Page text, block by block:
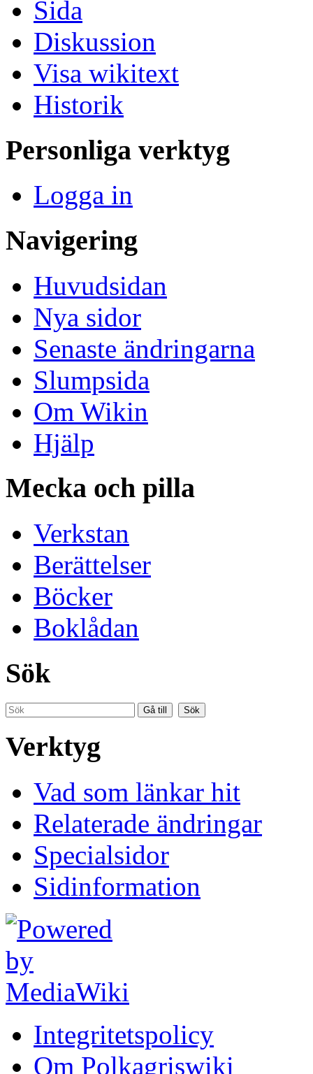
Sida
Diskussion
Visa wikitext
Historik
Personliga verktyg
Logga in
Navigering
Huvudsidan
Nya sidor
Senaste ändringarna
Slumpsida
Om Wikin
Hjälp
Mecka och pilla
Verkstan
Berättelser
Böcker
Boklådan
Sök
Verktyg
Vad som länkar hit
Relaterade ändringar
Specialsidor
Sidinformation
Integritetspolicy
Om Polkagriswiki